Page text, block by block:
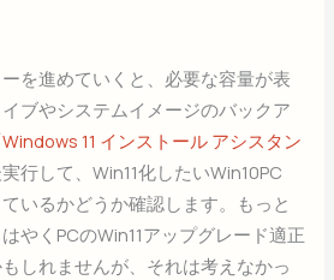
を進めていくと、必要な容量が表
ブやシステムイメージのバックア
Windows 11 インストール アシスタン
行して、Win11化したいWin10PC
いるかどうか確認します。もっと
やくPCのWin11アップグレード適正
しれませんが、それは考えなかっ